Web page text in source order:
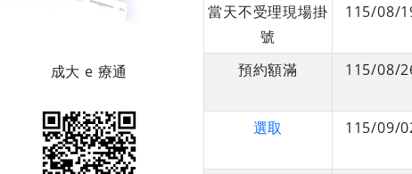
成大 e 療通
當天不受理現場掛
號
115/08/
預約額滿
115/08/
選取
115/09/